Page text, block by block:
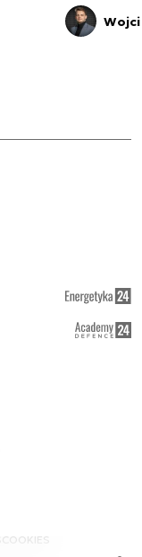
COOKIES